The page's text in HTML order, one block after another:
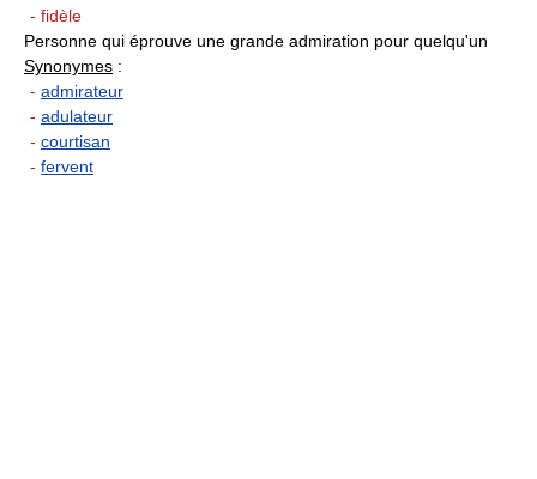
- fidèle
Personne qui éprouve une grande admiration pour quelqu'un
Synonymes :
- admirateur
- adulateur
- courtisan
- fervent